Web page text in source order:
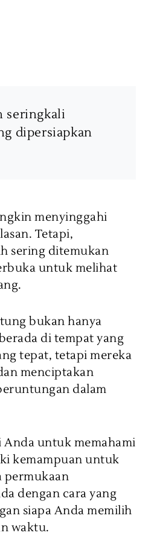
seringkali
dipersiapkan
menyinggahi
Tetapi,
sering ditemukan
untuk melihat
bukan hanya
di tempat yang
tepat, tetapi mereka
menciptakan
dalam
Anda untuk memahami
kemampuan untuk
permukaan
dengan cara yang
siapa Anda memilih
waktu.